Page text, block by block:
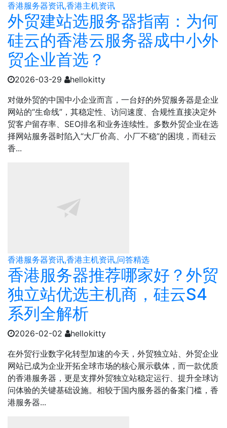
香港服务器资讯,香港主机资讯
外贸建站选服务器指南：为何
硅云的香港云服务器成中小外
贸企业首选？
2026-03-29
hellokitty
对做外贸的中国中小企业而言，一台好的外贸服务器是企业
网站的“生命线”，其稳定性、访问速度、合规性直接决定外
贸客户留存率、SEO排名和业务连续性。多数外贸企业在选
择网站服务器时陷入“大厂价高、小厂不稳”的困境，而硅云
香...
香港服务器资讯,香港主机资讯,问答精选
香港服务器推荐哪家好？外贸
独立站优选主机商，硅云S4
系列全解析
2026-02-02
hellokitty
在外贸行业数字化转型加速的今天，外贸独立站、外贸企业
网站已成为企业开拓全球市场的核心展示载体，而一款优质
的香港服务器，更是支撑外贸独立站稳定运行、提升全球访
问体验的关键基础设施。相较于国内服务器的备案门槛，香
港服务器...